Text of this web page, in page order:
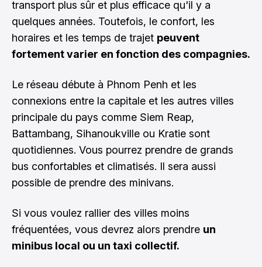
transport plus sûr et plus efficace qu'il y a
quelques années. Toutefois, le confort, les
horaires et les temps de trajet peuvent
fortement varier en fonction des compagnies.
Le réseau débute à Phnom Penh et les
connexions entre la capitale et les autres villes
principale du pays comme Siem Reap,
Battambang, Sihanoukville ou Kratie sont
quotidiennes. Vous pourrez prendre de grands
bus confortables et climatisés. Il sera aussi
possible de prendre des minivans.
Si vous voulez rallier des villes moins
fréquentées, vous devrez alors prendre un
minibus local ou un taxi collectif.